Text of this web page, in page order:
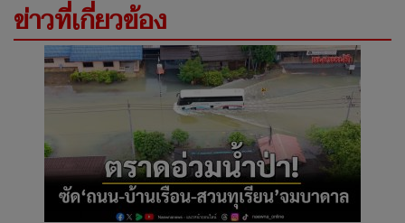
ข่าวที่เกี่ยวข้อง